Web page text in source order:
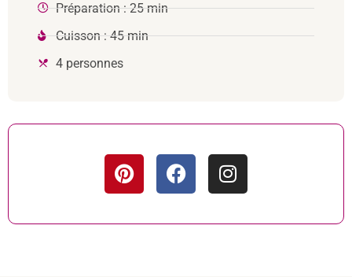
Préparation : 25 min
Cuisson : 45 min
4 personnes